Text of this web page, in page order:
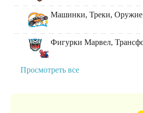
Машинки, Треки, Оружие
Фигурки Марвел,
Просмотреть все